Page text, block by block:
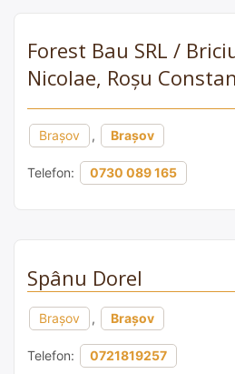
Forest Bau SRL /
Nicolae, Roșu
Brașov , Brașov
Telefon: 0730 089 165
Spânu Dorel
Brașov , Brașov
Telefon: 0721819257